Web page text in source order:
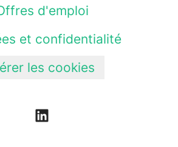
d'emploi
et confidentialité
les cookies